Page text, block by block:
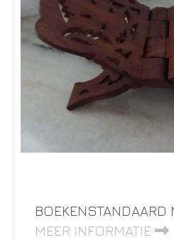
BOEKENSTANDAARD
MEER INFORMATIE